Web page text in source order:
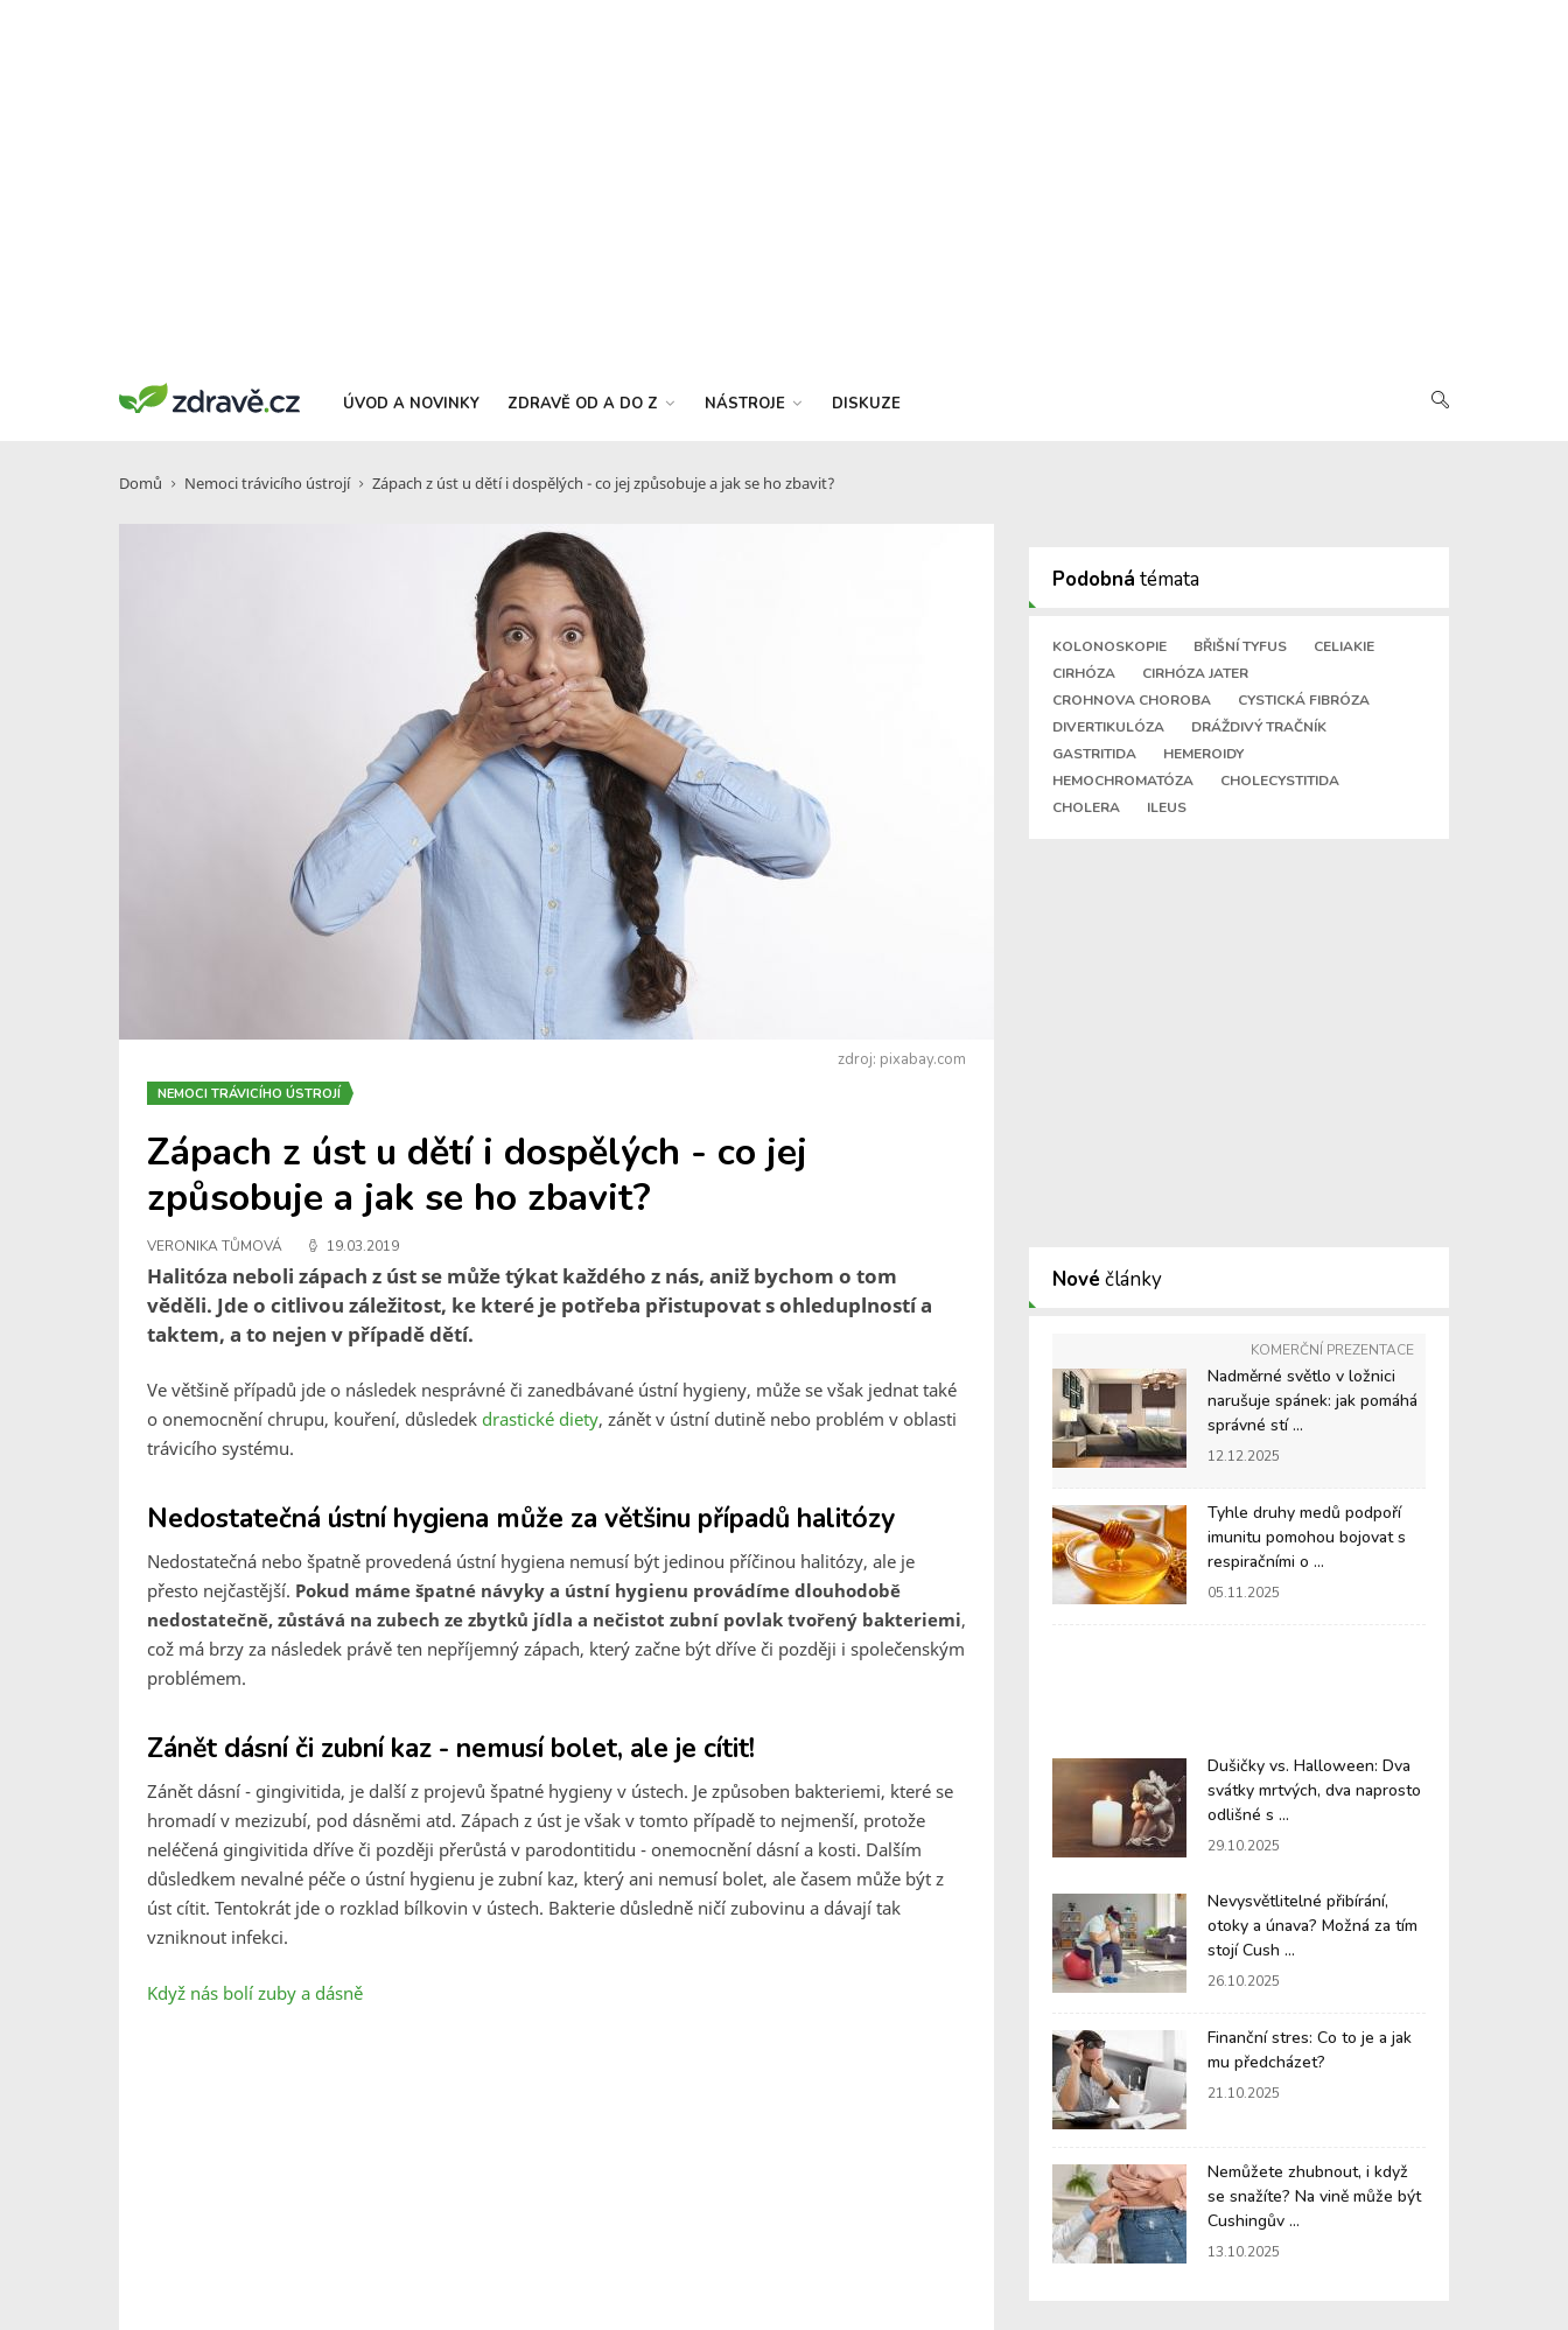
ÚVOD A NOVINKY ZDRAVĚ OD A DO Z NÁSTROJE DISKUZE
Domů Nemoci trávicího ústrojí Zápach z úst u dětí i dospělých - co jej způsobuje a jak se ho zbavit?
zdroj: pixabay.com
NEMOCI TRÁVICÍHO ÚSTROJÍ
Zápach z úst u dětí i dospělých - co jej
způsobuje a jak se ho zbavit?
VERONIKA TŮMOVÁ 19.03.2019
Halitóza neboli zápach z úst se může týkat každého z nás, aniž bychom o tom
věděli. Jde o citlivou záležitost, ke které je potřeba přistupovat s ohleduplností a
taktem, a to nejen v případě dětí.
Ve většině případů jde o následek nesprávné či zanedbávané ústní hygieny, může se však jednat také
o onemocnění chrupu, kouření, důsledek drastické diety, zánět v ústní dutině nebo problém v oblasti
trávicího systému.
Nedostatečná ústní hygiena může za většinu případů halitózy
Nedostatečná nebo špatně provedená ústní hygiena nemusí být jedinou příčinou halitózy, ale je
přesto nejčastější. Pokud máme špatné návyky a ústní hygienu provádíme dlouhodobě
nedostatečně, zůstává na zubech ze zbytků jídla a nečistot zubní povlak tvořený bakteriemi,
což má brzy za následek právě ten nepříjemný zápach, který začne být dříve či později i společenským
problémem.
Zánět dásní či zubní kaz - nemusí bolet, ale je cítit!
Zánět dásní - gingivitida, je další z projevů špatné hygieny v ústech. Je způsoben bakteriemi, které se
hromadí v mezizubí, pod dásněmi atd. Zápach z úst je však v tomto případě to nejmenší, protože
neléčená gingivitida dříve či později přerůstá v parodontitidu - onemocnění dásní a kosti. Dalším
důsledkem nevalné péče o ústní hygienu je zubní kaz, který ani nemusí bolet, ale časem může být z
úst cítit. Tentokrát jde o rozklad bílkovin v ústech. Bakterie důsledně ničí zubovinu a dávají tak
vzniknout infekci.
Když nás bolí zuby a dásně
Podobná témata
KOLONOSKOPIE BŘIŠNÍ TYFUS
CELIAKIE
CIRHÓZA
CIRHÓZA JATER
CROHNOVA CHOROBA
CYSTICKÁ FIBRÓZA
DIVERTIKULÓZA
DRÁŽDIVÝ TRAČNÍK
GASTRITIDA
HEMEROIDY
HEMOCHROMATÓZA
CHOLECYSTITIDA
CHOLERA
ILEUS
Nové články
KOMERČNÍ PREZENTACE
Nadměrné světlo v ložnici
narušuje spánek: jak pomáhá
správné stí ...
12.12.2025
Tyhle druhy medů podpoří
imunitu pomohou bojovat s
respiračními o ...
05.11.2025
Dušičky vs. Halloween: Dva
svátky mrtvých, dva naprosto
odlišné s ...
29.10.2025
Nevysvětlitelné přibírání,
otoky a únava? Možná za tím
stojí Cush ...
26.10.2025
Finanční stres: Co to je a jak
mu předcházet?
21.10.2025
Nemůžete zhubnout, i když
se snažíte? Na vině může být
Cushingův ...
13.10.2025